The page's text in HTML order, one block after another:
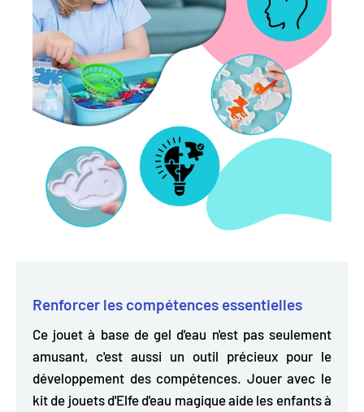
Renforcer les compétences essentielles
Ce jouet à base de gel d'eau n'est pas seulement
amusant, c'est aussi un outil précieux pour le
développement des compétences. Jouer avec le
kit de jouets d'Elfe d'eau magiqueaide les enfants à